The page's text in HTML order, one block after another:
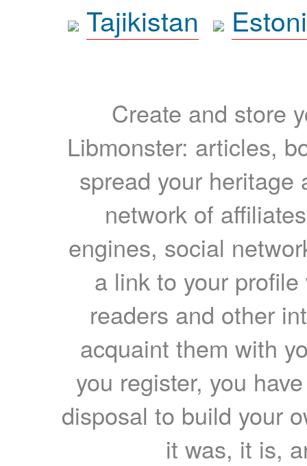
Tajikistan
Create and store
Libmonster: articles,
spread your heritage
network of
engines, social
a link to your
readers and other
acquaint them with
you register, you
disposal to build your
it was, it is,